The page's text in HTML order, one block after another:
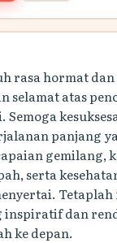
rasa hormat
selamat atas
Semoga
panjang
gemilang,
serta
dan
ke depan.